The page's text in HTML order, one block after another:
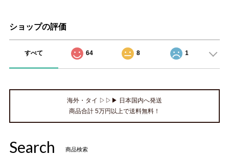
ショップの評価
すべて 64 8 1
海外・タイ ▷▷▶ 日本国内へ発送
商品合計 5万円以上で送料無料！
Search 商品検索